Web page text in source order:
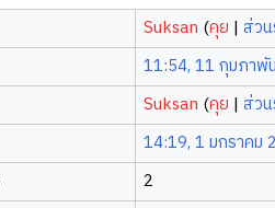
Suksan (คุย |ส่ว
11:54, 11 กุมภาพั
Suksan (คุย |ส่ว
14:19, 1 มกราคม
2